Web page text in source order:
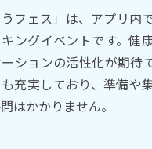
うフェス」は、アプリ内
ングイベントです。健
ションの活性化が期待
充実しており、準備や
はかかりません。